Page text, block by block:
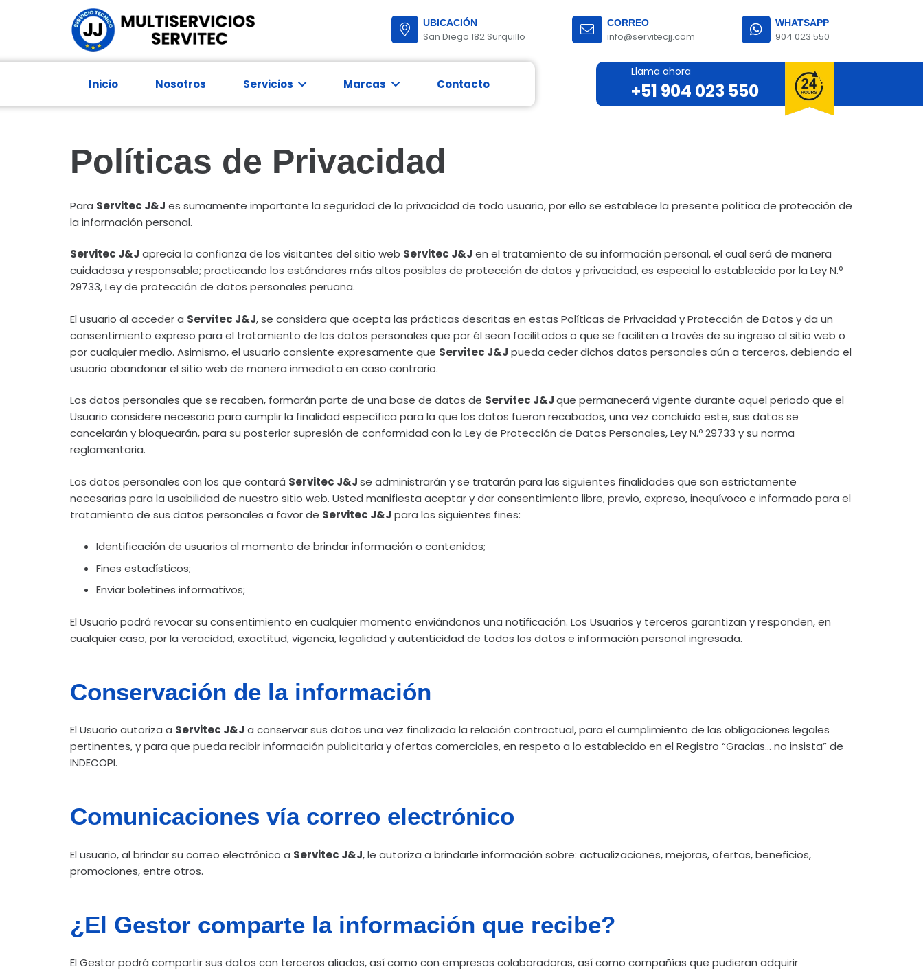
UBICACIÓN
San Diego 182 Surquillo
CORREO
info@servitecjj.com
WHATSAPP
904 023 550
Inicio Nosotros Servicios Marcas Contacto
Llama ahora
+51 904 023 550
Políticas de Privacidad
Para Servitec J&J es sumamente importante la seguridad de la privacidad de todo usuario, por ello se establece la presente política de protección de
la información personal.
Servitec J&J aprecia la confianza de los visitantes del sitio web Servitec J&J en el tratamiento de su información personal, el cual será de manera
cuidadosa y responsable; practicando los estándares más altos posibles de protección de datos y privacidad, es especial lo establecido por la Ley N.º
29733, Ley de protección de datos personales peruana.
El usuario al acceder a Servitec J&J, se considera que acepta las prácticas descritas en estas Políticas de Privacidad y Protección de Datos y da un
consentimiento expreso para el tratamiento de los datos personales que por él sean facilitados o que se faciliten a través de su ingreso al sitio web o
por cualquier medio. Asimismo, el usuario consiente expresamente que Servitec J&J pueda ceder dichos datos personales aún a terceros, debiendo el
usuario abandonar el sitio web de manera inmediata en caso contrario.
Los datos personales que se recaben, formarán parte de una base de datos de Servitec J&Jque permanecerá vigente durante aquel periodo que el
Usuario considere necesario para cumplir la finalidad específica para la que los datos fueron recabados, una vez concluido este, sus datos se
cancelarán y bloquearán, para su posterior supresión de conformidad con la Ley de Protección de Datos Personales, Ley N.º 29733 y su norma
reglamentaria.
Los datos personales con los que contará Servitec J&Jse administrarán y se tratarán para las siguientes finalidades que son estrictamente
necesarias para la usabilidad de nuestro sitio web. Usted manifiesta aceptar y dar consentimiento libre, previo, expreso, inequívoco e informado para el
tratamiento de sus datos personales a favor de Servitec J&J para los siguientes fines:
Identificación de usuarios al momento de brindar información o contenidos;
Fines estadísticos;
Enviar boletines informativos;
El Usuario podrá revocar su consentimiento en cualquier momento enviándonos una notificación. Los Usuarios y terceros garantizan y responden, en
cualquier caso, por la veracidad, exactitud, vigencia, legalidad y autenticidad de todos los datos e información personal ingresada.
Conservación de la información
El Usuario autoriza a Servitec J&J a conservar sus datos una vez finalizada la relación contractual, para el cumplimiento de las obligaciones legales
pertinentes, y para que pueda recibir información publicitaria y ofertas comerciales, en respeto a lo establecido en el Registro “Gracias… no insista” de
INDECOPI.
Comunicaciones vía correo electrónico
El usuario, al brindar su correo electrónico a Servitec J&J, le autoriza a brindarle información sobre: actualizaciones, mejoras, ofertas, beneficios,
promociones, entre otros.
¿El Gestor comparte la información que recibe?
El Gestor podrá compartir sus datos con terceros aliados, así como con empresas colaboradoras, así como compañías que pudieran adquirir